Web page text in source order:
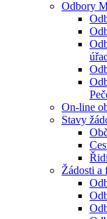
Odbory
On-line
Stavy
Žádosti a